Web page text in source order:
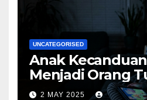
UNCATEGORISED
Anak
Menjadi Orang
Bijak
2 MAY 2025